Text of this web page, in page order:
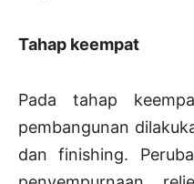
Tahap keempat
Pada tahap
pembangunan
dan finishing.